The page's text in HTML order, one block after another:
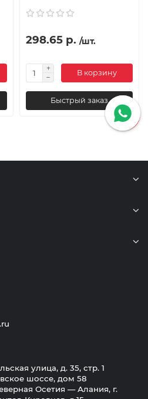
298.65 р. /шт.
В корзину
Быстрый заказ
улица, д. 35, стр. 1
шоссе, дом 58
Осетия — Алания, г.